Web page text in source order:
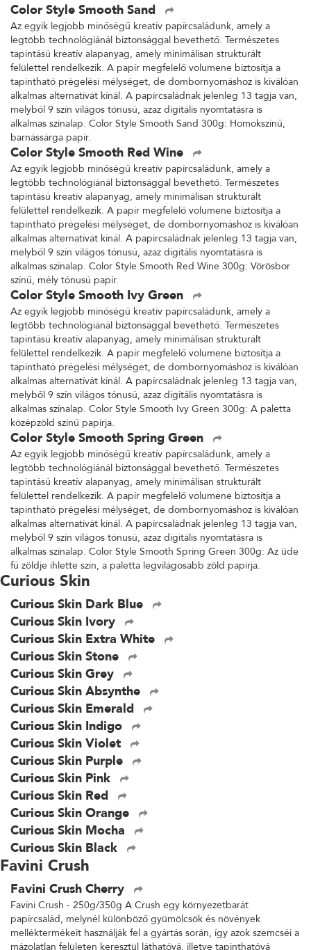
Color Style Smooth Sand
Az egyik legjobb minőségű kreatív papírcsaládunk, amely a
legtöbb technológiánál biztonsággal bevethető. Természetes
tapintású kreatív alapanyag, amely minimálisan strukturált
felülettel rendelkezik. A papír megfelelő volumene biztosítja a
tapintható prégelési mélységet, de dombornyomáshoz is kiválóan
alkalmas alternatívát kínál. A papírcsaládnak jelenleg 13 tagja van,
melyből 9 szín világos tónusú, azaz digitális nyomtatásra is
alkalmas színalap. Color Style Smooth Sand 300g: Homokszínű,
barnássárga papír.
Color Style Smooth Red Wine
Az egyik legjobb minőségű kreatív papírcsaládunk, amely a
legtöbb technológiánál biztonsággal bevethető. Természetes
tapintású kreatív alapanyag, amely minimálisan strukturált
felülettel rendelkezik. A papír megfelelő volumene biztosítja a
tapintható prégelési mélységet, de dombornyomáshoz is kiválóan
alkalmas alternatívát kínál. A papírcsaládnak jelenleg 13 tagja van,
melyből 9 szín világos tónusú, azaz digitális nyomtatásra is
alkalmas színalap. Color Style Smooth Red Wine 300g: Vörösbor
színű, mély tónusú papír.
Color Style Smooth Ivy Green
Az egyik legjobb minőségű kreatív papírcsaládunk, amely a
legtöbb technológiánál biztonsággal bevethető. Természetes
tapintású kreatív alapanyag, amely minimálisan strukturált
felülettel rendelkezik. A papír megfelelő volumene biztosítja a
tapintható prégelési mélységet, de dombornyomáshoz is kiválóan
alkalmas alternatívát kínál. A papírcsaládnak jelenleg 13 tagja van,
melyből 9 szín világos tónusú, azaz digitális nyomtatásra is
alkalmas színalap. Color Style Smooth Ivy Green 300g: A paletta
középzöld színű papírja.
Color Style Smooth Spring Green
Az egyik legjobb minőségű kreatív papírcsaládunk, amely a
legtöbb technológiánál biztonsággal bevethető. Természetes
tapintású kreatív alapanyag, amely minimálisan strukturált
felülettel rendelkezik. A papír megfelelő volumene biztosítja a
tapintható prégelési mélységet, de dombornyomáshoz is kiválóan
alkalmas alternatívát kínál. A papírcsaládnak jelenleg 13 tagja van,
melyből 9 szín világos tónusú, azaz digitális nyomtatásra is
alkalmas színalap. Color Style Smooth Spring Green 300g: Az üde
fű zöldje ihlette szín, a paletta legvilágosabb zöld papírja.
Curious Skin
Curious Skin Dark Blue
Curious Skin Ivory
Curious Skin Extra White
Curious Skin Stone
Curious Skin Grey
Curious Skin Absynthe
Curious Skin Emerald
Curious Skin Indigo
Curious Skin Violet
Curious Skin Purple
Curious Skin Pink
Curious Skin Red
Curious Skin Orange
Curious Skin Mocha
Curious Skin Black
Favini Crush
Favini Crush Cherry
Favini Crush - 250g/350g A Crush egy környezetbarát
papírcsalád, melynél különböző gyümölcsök és növények
melléktermékeit használják fel a gyártás során, így azok szemcséi a
mázolatlan felületen keresztül láthatóvá, illetve tapinthatóvá